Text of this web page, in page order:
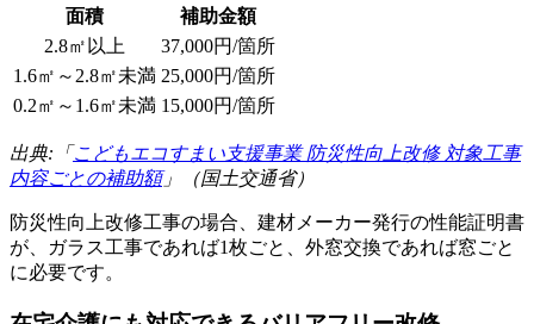
面積
補助金額
2.8㎡以上
37,000円/箇所
1.6㎡～2.8㎡未満 25,000円/箇所
0.2㎡～1.6㎡未満 15,000円/箇所
出典:「 こどもエコすまい支援事業 防災性向上改修 対象工事
内容ごとの補助額」（国土交通省）
防災性向上改修工事の場合、建材メーカー発行の性能証明書
が、ガラス工事であれば1枚ごと、外窓交換であれば窓ごと
に必要です。